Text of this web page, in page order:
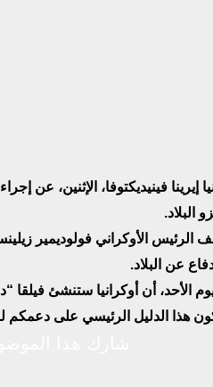
إيرينا فينيديكتوفا، الإثنين، عن
البلاد.
الرئيس الأوكراني فولوديمير
عن البلاد.
الأحد، أن أوكرانيا ستنشئ فيلقا
الدليل الرئيسي على دعمكم